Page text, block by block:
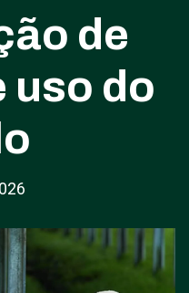
de
uso do